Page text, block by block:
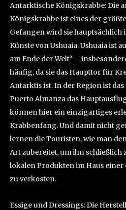
Antarktische Königskrabbe: Die
Königskrabbe ist eines der
Gefangen wird sie hauptsächlich
Künste von Ushuaia. Ushuaia ist
am Ende der Welt“ –
häufig, da sie das Haupttor für
Antarktis ist. In der Region ist
Puerto Almanza das
können hier ein einzigartiges
Krabbenfang. Und damit nicht
lernen die Touristen, wie man
Art zubereitet, um ihn schließlich
lokalen Produkten im Haus einer
zu verkosten.
Essige und Dressings: Die